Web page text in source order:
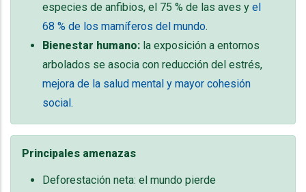
especies de anfibios, el 75 % de las aves y el
68 % de los mamíferos del mundo.
Bienestar humano: la exposición a entornos
arbolados se asocia con reducción del estrés,
mejora de la salud mental y mayor cohesión
social.
Principales amenazas
Deforestación neta: el mundo pierde